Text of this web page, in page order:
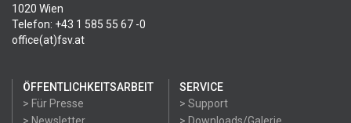
1020 Wien
Telefon: +43 1 585 55 67 -0
office(at)fsv.at
ÖFFENTLICHKEITSARBEIT
> Für Presse
SERVICE
> Support